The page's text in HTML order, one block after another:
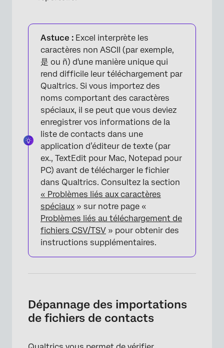
×
Astuce : Excel interprète les
caractères non ASCII (par exemple,
是 ou ñ) d'une manière unique qui
rend difficile leur téléchargement par
Qualtrics. Si vous importez des
noms comportant des caractères
spéciaux, il se peut que vous deviez
enregistrer vos informations de la
liste de contacts dans une
application d’éditeur de texte (par
ex., TextEdit pour Mac, Notepad pour
PC) avant de télécharger le fichier
dans Qualtrics. Consultez la section
« Problèmes liés aux caractères
spéciaux » sur notre page «
Problèmes liés au téléchargement de
fichiers CSV/TSV » pour obtenir des
instructions supplémentaires.
Dépannage des importations
de fichiers de contacts